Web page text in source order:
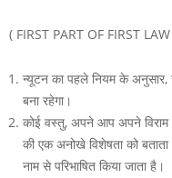
( FIRST PART OF FIRST
न्यूटन का पहले नियम के अनुसार,
बना रहेगा।
कोई वस्तु, अपने आप अपने
की एक अनोखे विशेषता को
नाम से परिभाषित किया जाता है।